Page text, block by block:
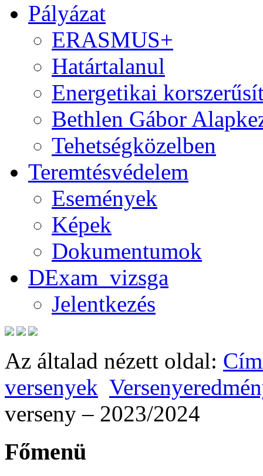
Pályázat
ERASMUS+
Határtalanul
Energetikai
Bethlen Gábor
Tehetségközelben
Teremtésvédelem
Események
Képek
Dokumentumok
DExam_vizsga
Jelentkezés
Az általad nézett oldal:
versenyek
verseny – 2023/2024
Főmenü